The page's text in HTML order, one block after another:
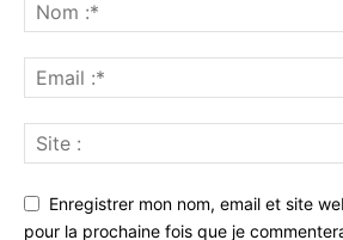
Enregistrer mon nom, email et site
pour la prochaine fois que je